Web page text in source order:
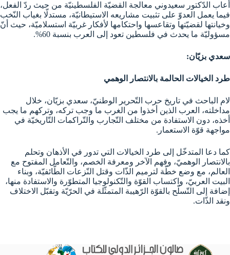
أعاب الدّكتور سعيدوني معالجة القضيّة الفلسطينيّة من حيث ردّ الفعل،
فيما يعمل العدوّ على تثبيت مشاريعه الاستيطانيّة، مستدلّا بغياب النّخب
وخيانتها لقضيّتها وتقاعسها واحتكامها لأفكار غربيّة استسلاميّة، حيث أنّ
مسؤوليّة ما يحدث في فلسطين تعود إلى العرب بنسبة 60%.
سعدي بزيّان:
طرد الخيالات الحالمة بالانتصار الوهمي
لام الباحث في تاريخ حرب التّحرير الوطنيّ، سعدي بزيّان، خلال
مداخلته، العرب الذين أخذوا من الغرب ما وجب تركه، وتركهم ما يجب
أخذه، دون الاستفادة من مختلف التّجارب والتّراكمات التّاريخيّة في
مواجهة قوّة الاستعمار.
كما دعا المتدخّل إلى طرد الخيالات التي تدور في الأذهان وتحلم
بالانتصار الوهميّ، وفهم الآخر ومعرفة الخصم، والتّعامل المفتوح مع
العالم، مع وضع خطّة لترميم الذّات وقتل النّزعات الطّائفيّة، وبناء
البيت العربيّ، واكتساب القوّة والتّكنولوجيا المتطوّرة والاستفادة منها،
إضافة إلى التّسلّح بالقوّة الرّهيبة المتمثّلة في الحرّيّة وتقبّل الاختلاف
ونقد الذّات.